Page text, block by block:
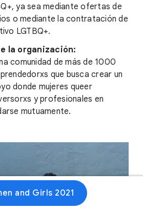
ya sea mediante ofertas de
o mediante la contratación de
LGTBQ+.
la organización:
comunidad de más de 1000
que busca crear un
donde mujeres queer
y profesionales en
mutuamente.
and Girls 2021